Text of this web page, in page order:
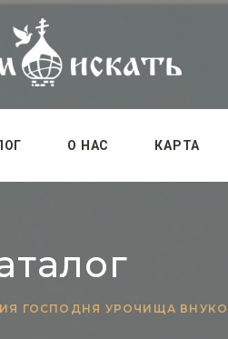
О НАС КАРТА
ГОСПОДНЯ УРОЧИЩА